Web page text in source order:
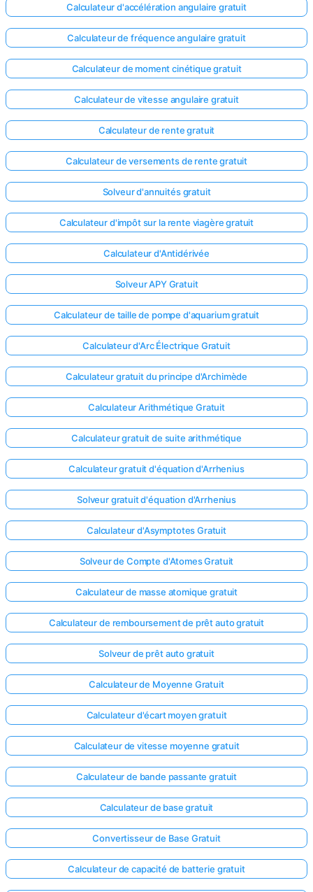
Calculateur d'accélération angulaire gratuit
Calculateur de fréquence angulaire gratuit
Calculateur de moment cinétique gratuit
Calculateur de vitesse angulaire gratuit
Calculateur de rente gratuit
Calculateur de versements de rente gratuit
Solveur d'annuités gratuit
Calculateur d'impôt sur la rente viagère gratuit
Calculateur d'Antidérivée
Solveur APY Gratuit
Calculateur de taille de pompe d'aquarium gratuit
Calculateur d'Arc Électrique Gratuit
Calculateur gratuit du principe d'Archimède
Calculateur Arithmétique Gratuit
Calculateur gratuit de suite arithmétique
Calculateur gratuit d'équation d'Arrhenius
Solveur gratuit d'équation d'Arrhenius
Calculateur d'Asymptotes Gratuit
Solveur de Compte d'Atomes Gratuit
Calculateur de masse atomique gratuit
Calculateur de remboursement de prêt auto gratuit
Solveur de prêt auto gratuit
Calculateur de Moyenne Gratuit
Calculateur d'écart moyen gratuit
Calculateur de vitesse moyenne gratuit
Calculateur de bande passante gratuit
Calculateur de base gratuit
Convertisseur de Base Gratuit
Calculateur de capacité de batterie gratuit